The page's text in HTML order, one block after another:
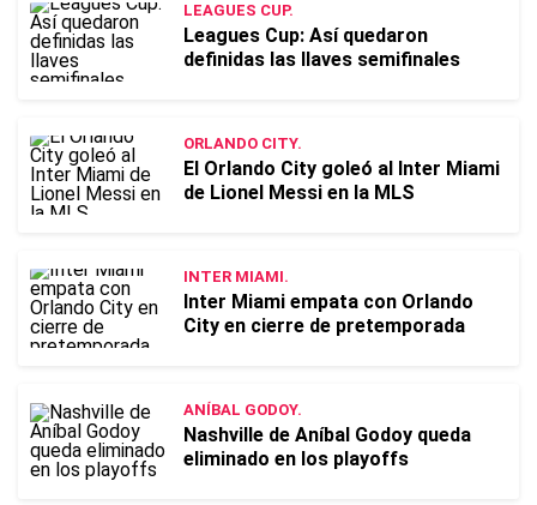
LEAGUES CUP.
Leagues Cup: Así quedaron
definidas las llaves semifinales
ORLANDO CITY.
El Orlando City goleó al Inter Miami
de Lionel Messi en la MLS
INTER MIAMI.
Inter Miami empata con Orlando
City en cierre de pretemporada
ANÍBAL GODOY.
Nashville de Aníbal Godoy queda
eliminado en los playoffs